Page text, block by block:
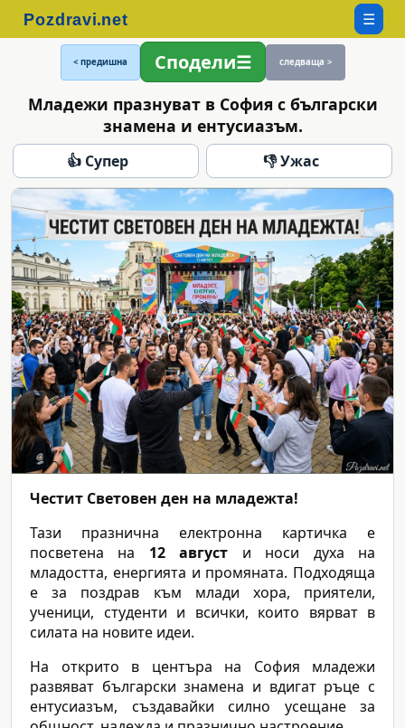
☰
< предишна Сподели следваща >
Младежи празнуват в София с български
знамена и ентусиазъм.
👍 Супер 👎 Ужас
Честит Световен ден на младежта!
Тази празнична електронна картичка е
посветена на 12 август и носи духа на
младостта, енергията и промяната. Подходяща
е за поздрав към млади хора, приятели,
ученици, студенти и всички, които вярват в
силата на новите идеи.
На открито в центъра на София младежи
развяват български знамена и вдигат ръце с
ентусиазъм, създавайки силно усещане за